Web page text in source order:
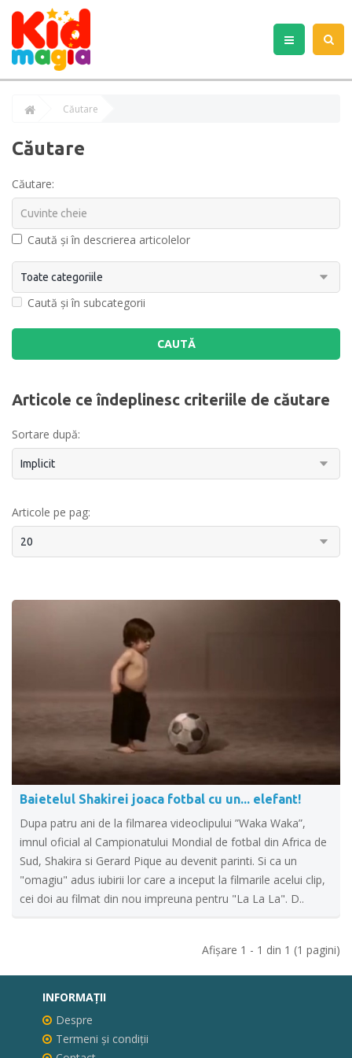
Căutare
Căutare
Căutare:
Caută și în descrierea articolelor
Caută și în subcategorii
Articole ce îndeplinesc criteriile de căutare
Sortare după:
Articole pe pag:
Baietelul Shakirei joaca fotbal cu un... elefant!
Dupa patru ani de la filmarea videoclipului ”Waka Waka”,
imnul oficial al Campionatului Mondial de fotbal din Africa de
Sud, Shakira si Gerard Pique au devenit parinti. Si ca un
"omagiu" adus iubirii lor care a inceput la filmarile acelui clip,
cei doi au filmat din nou impreuna pentru "La La La". D..
Afişare 1 - 1 din 1 (1 pagini)
INFORMAŢII
Despre
Termeni și condiții